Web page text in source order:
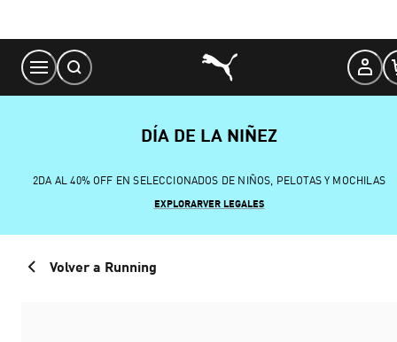
Content
DÍA DE LA NIÑEZ
2DA AL 40% OFF EN SELECCIONADOS DE NIÑOS, PELOTAS Y MOCHILAS
EXPLORARVER LEGALES
Volver a Running